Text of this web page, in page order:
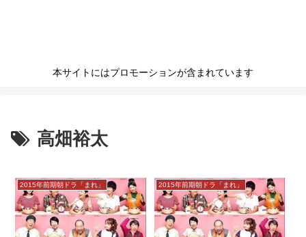
本サイトにはプロモーションが含まれています
高畑裕太
2015年前期朝ドラ「まれ」 2015年前期朝ドラ「まれ」